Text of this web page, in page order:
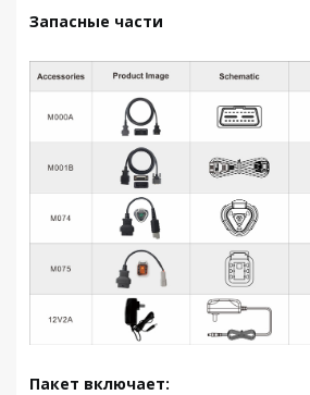
Запасные части
Пакет включает: